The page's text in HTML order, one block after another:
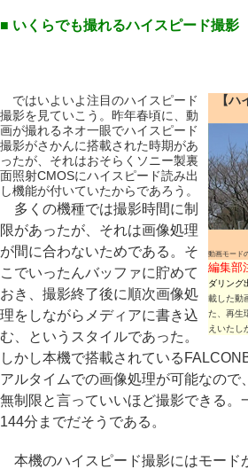
■ いくらでも撮れるハイスピード撮影
【
動画モード
編集部
ダリング
載した動
た、再生
えいたし
ではいよいよ注目のハイスピード
撮影を見ていこう。昨年春頃に、動
画が撮れるネオ一眼でハイスピード
撮影がさかんに搭載された時期があ
ったが、それはおそらくソニー製裏
面照射CMOSにハイスピード読み出
し機能が付いていたからであろう。
多くの機種では撮影時間に制
限があったが、それは画像処理
が間に合わないためである。そ
こでいったんバッファに貯めて
おき、撮影終了後に順次画像処
理をしながらメディアに書き込
む、というスタイルであった。
しかし本機で搭載されている
アルタイムでの画像処理が可能なので
無制限と言っていいほど撮影できる。
144分までだそうである。
本機のハイスピード撮影にはモード